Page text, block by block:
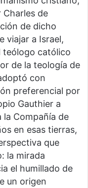
de
de dicho
viajar a Israel,
teólogo católico
de la teología de
con
preferencial por
Gauthier a
la Compañía de
en esas tierras,
que
la mirada
el humillado de
un origen